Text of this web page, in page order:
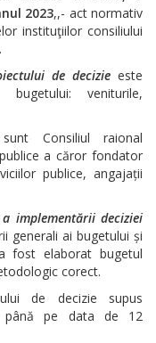
2023,,- act normativ
instituţiilor consiliului
de decizie este
veniturile,
Consiliul raional
a căror fondator
publice, angajații
deciziei
generali ai bugetului și
fost elaborat bugetul
corect.
de decizie supus
până pe data de 12